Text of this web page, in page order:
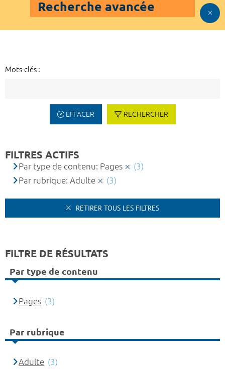
Recherche avancée
Mots-clés :
EFFACER RECHERCHER
FILTRES ACTIFS
Par type de contenu: Pages
(3)
Par rubrique: Adulte
(3)
RETIRER TOUS LES FILTRES
FILTRE DE RÉSULTATS
Par type de contenu
Pages (3)
Par rubrique
Adulte (3)